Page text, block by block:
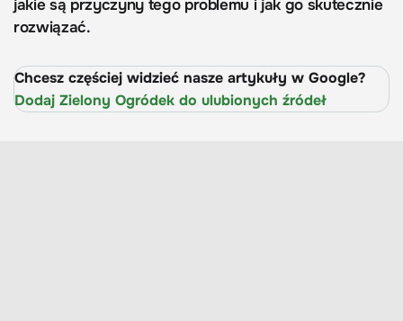
jakie są przyczyny tego problemu i jak go skutecznie
rozwiązać.
Chcesz częściej widzieć nasze artykuły w Google?
Dodaj Zielony Ogródek do ulubionych źródeł